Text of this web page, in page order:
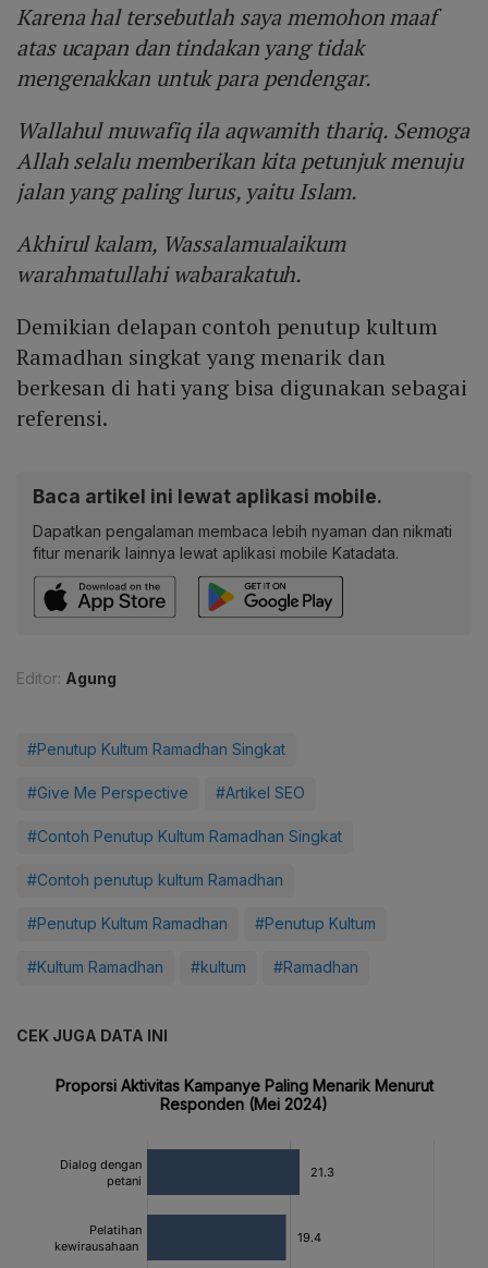
Karena hal tersebutlah saya memohon maaf
atas ucapan dan tindakan yang tidak
mengenakkan untuk para pendengar.
Wallahul muwafiq ila aqwamith thariq. Semoga
Allah selalu memberikan kita petunjuk menuju
jalan yang paling lurus, yaitu Islam.
Akhirul kalam, Wassalamualaikum
warahmatullahi wabarakatuh.
Demikian delapan contoh penutup kultum
Ramadhan singkat yang menarik dan
berkesan di hati yang bisa digunakan sebagai
referensi.
Baca artikel ini lewat aplikasi mobile.
Dapatkan pengalaman membaca lebih nyaman dan nikmati
fitur menarik lainnya lewat aplikasi mobile Katadata.
Editor: Agung
#Penutup Kultum Ramadhan Singkat
#Give Me Perspective #Artikel SEO
#Contoh Penutup Kultum Ramadhan Singkat
#Contoh penutup kultum Ramadhan
#Penutup Kultum Ramadhan #Penutup Kultum
#Kultum Ramadhan #kultum #Ramadhan
CEK JUGA DATA INI